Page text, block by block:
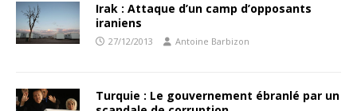
Irak : Attaque d’un camp d’opposants
iraniens
27/12/2013 Antoine Barbizon
Turquie : Le gouvernement ébranlé par un